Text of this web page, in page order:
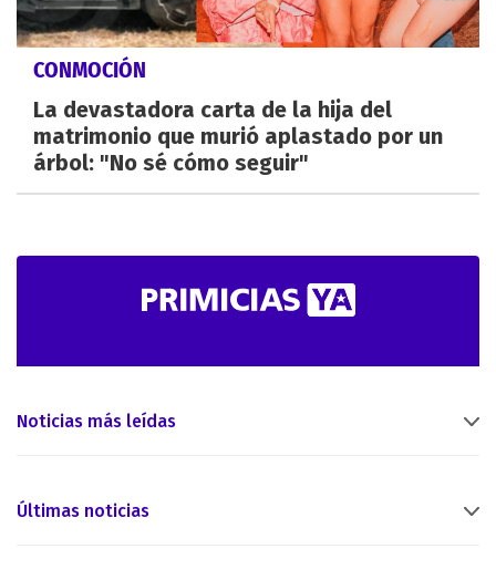
CONMOCIÓN
La devastadora carta de la hija del
matrimonio que murió aplastado por un
árbol: "No sé cómo seguir"
Noticias más leídas
Últimas noticias